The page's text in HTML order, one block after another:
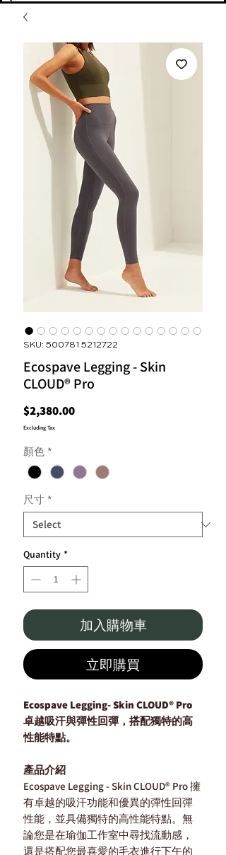
SKU: 500781 5212722
Ecospave Legging - Skin
CLOUD® Pro
$2,380.00Price
Excluding Tax
顏色 *
尺寸 *
Quantity *
加入購物車
立即購買
Ecospave Legging- Skin CLOUD® Pro
卓越吸汗與彈性回彈，搭配獨特的高
性能特點。
產品介紹
Ecospave Legging - Skin CLOUD® Pro 擁
有卓越的吸汗功能和優異的彈性回彈
性能，並具備獨特的高性能特點。無
論您是在瑜伽工作室中尋找流動感，
還是搭配您最喜愛的毛衣進行下午的